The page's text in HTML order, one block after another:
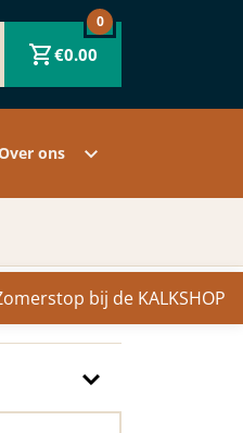
€0.00
0
ons
bij de KALKSHOP